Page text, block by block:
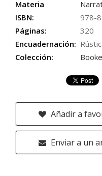
Materia
ISBN:
978-
Páginas:
320
Encuadernación:
Colección:
Añadir a
Enviar a un